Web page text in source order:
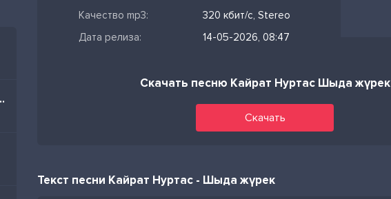
Yaz Mənə
Качество mp3:
320 кбит/с, Stereo
Дата релиза:
14-05-2026, 08:47
Скачать песню Кайрат Нуртас Шыда жүрек
Скачать
Текст песни Кайрат Нуртас - Шыда жүрек